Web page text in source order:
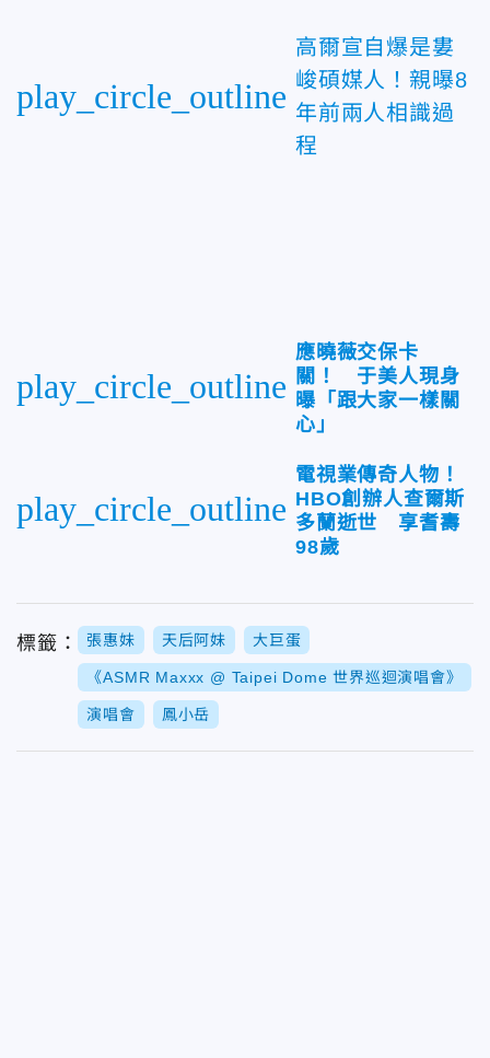
play_circle_outline
高爾宣自爆是婁
峻碩媒人！親曝8
年前兩人相識過
程
play_circle_outline
應曉薇交保卡
關！ 于美人現身
曝「跟大家一樣關
心」
play_circle_outline
電視業傳奇人物！
HBO創辦人查爾斯
多蘭逝世 享耆壽
98歲
標籤： 張惠妹 天后阿妹 大巨蛋
《ASMR Maxxx @ Taipei Dome 世界巡迴演唱會》
演唱會 鳳小岳